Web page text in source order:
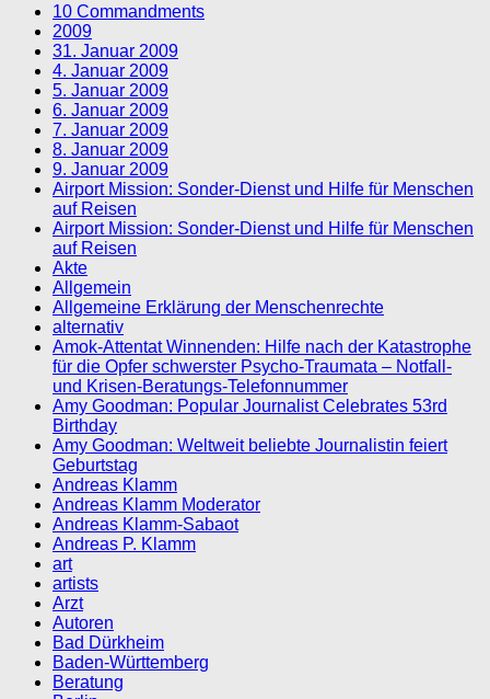
10 Commandments
2009
31. Januar 2009
4. Januar 2009
5. Januar 2009
6. Januar 2009
7. Januar 2009
8. Januar 2009
9. Januar 2009
Airport Mission: Sonder-Dienst und Hilfe für Menschen
auf Reisen
Airport Mission: Sonder-Dienst und Hilfe für Menschen
auf Reisen
Akte
Allgemein
Allgemeine Erklärung der Menschenrechte
alternativ
Amok-Attentat Winnenden: Hilfe nach der Katastrophe
für die Opfer schwerster Psycho-Traumata – Notfall-
und Krisen-Beratungs-Telefonnummer
Amy Goodman: Popular Journalist Celebrates 53rd
Birthday
Amy Goodman: Weltweit beliebte Journalistin feiert
Geburtstag
Andreas Klamm
Andreas Klamm Moderator
Andreas Klamm-Sabaot
Andreas P. Klamm
art
artists
Arzt
Autoren
Bad Dürkheim
Baden-Württemberg
Beratung